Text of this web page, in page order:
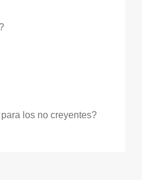
los no creyentes?